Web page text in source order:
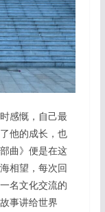
感慨，自己最
他的成长，也
曲》便是在这
相望，每次回
名文化交流的
事讲给世界